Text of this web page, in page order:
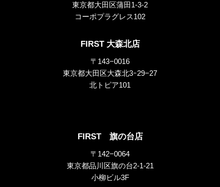
東京都大田区蒲田1-3-2
コーポプラグレス102
FIRST 大森北店
〒143−0016
東京都大田区大森北3ｰ29−27
北トピア101
FIRST 旗の台店
〒142−0064
東京都品川区旗の台2-1-21
小柳ビル3F